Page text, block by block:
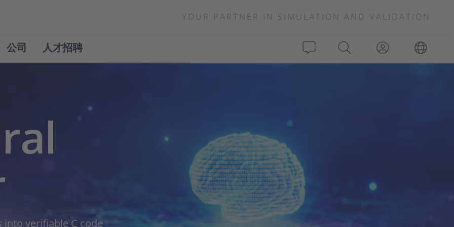
YOUR PARTNER IN SIMULATION AND VALIDATION
公司 人才招聘
verifiable C code